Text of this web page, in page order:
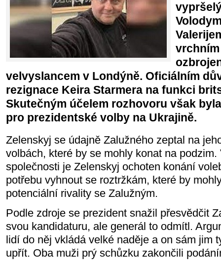
velvyslancem v Londýně. Oficiálním
rezignace Keira Starmera na funkci
Skutečným účelem rozhovoru však
pro prezidentské volby na Ukrajině.
Zelenskyj se údajně Zalužného zeptal na
volbách, které by se mohly konat na
společnosti je Zelenskyj ochoten konání
potřebu vyhnout se roztržkám, které by
potenciální rivality se Zalužným.
Podle zdroje se prezident snažil přesvědčit
svou kandidaturu, ale generál to odmítl.
lidí do něj vkládá velké naděje a on sám jim
upřít. Oba muži prý schůzku zakončili